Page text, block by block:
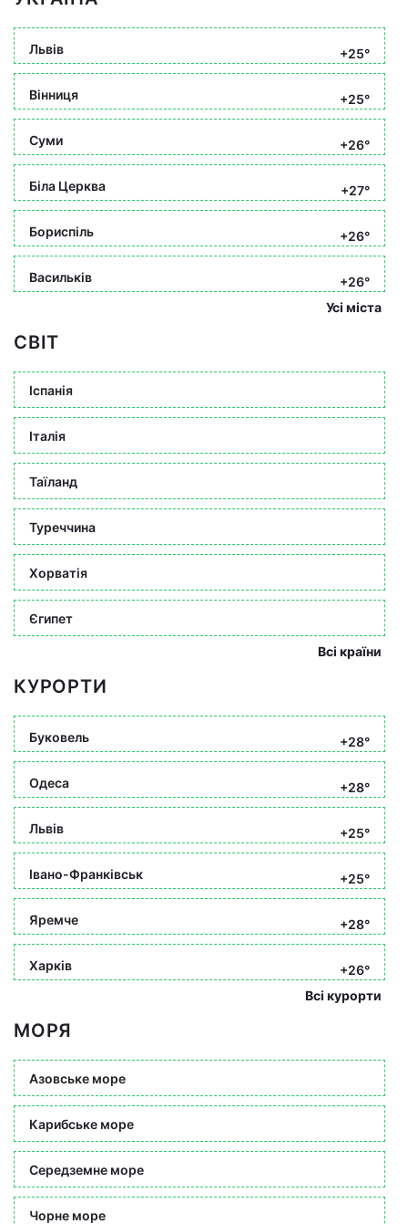
Львів +25°
Вінниця +25°
Суми +26°
Біла Церква +27°
Бориспіль +26°
Васильків
+26°
Усі міста
СВІТ
Іспанія
Італія
Таїланд
Туреччина
Хорватія
Єгипет
Всі країни
КУРОРТИ
Буковель +28°
Одеса +28°
Львів +25°
Івано-Франківськ +25°
Яремче +28°
Харків
+26°
Всі курорти
МОРЯ
Азовське море
Карибське море
Середземне море
Чорне море